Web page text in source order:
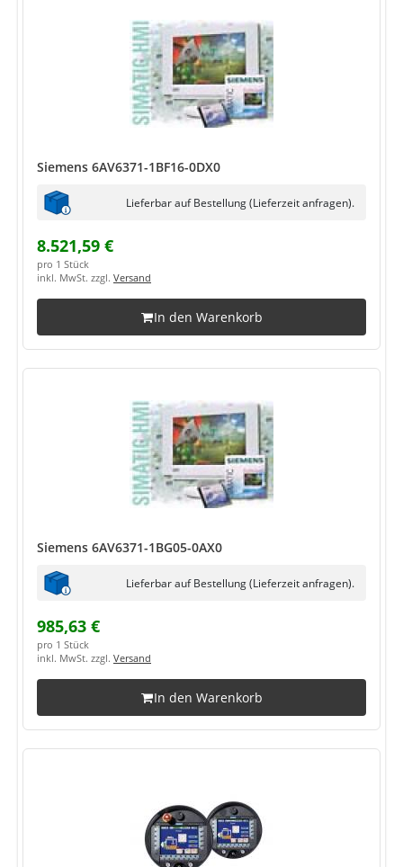
Siemens 6AV6371-1BF16-0DX0
Lieferbar auf Bestellung (Lieferzeit anfragen).
8.521,59 €
pro 1 Stück
inkl. MwSt. zzgl. Versand
In den Warenkorb
Siemens 6AV6371-1BG05-0AX0
Lieferbar auf Bestellung (Lieferzeit anfragen).
985,63 €
pro 1 Stück
inkl. MwSt. zzgl. Versand
In den Warenkorb